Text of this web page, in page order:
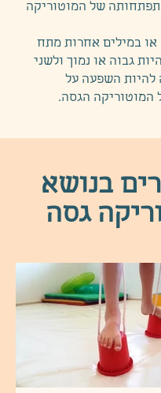
של המוטוריקה
או במילים אחרות מתח
גבוה או נמוך ולשני
להיות השפעה על
הגסה.
בנושא
גסה